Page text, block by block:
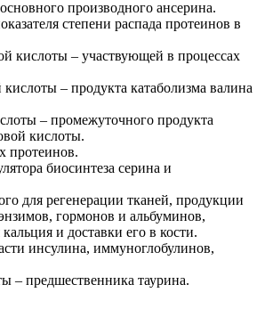
производного ансерина.
степени распада протеинов в
кислоты – участвующей в процессах
– продукта катаболизма валина
– промежуточного продукта
кислоты.
протеинов.
биосинтеза серина и
для регенерации тканей, продукции
гормонов и альбуминов,
и доставки его в кости.
инсулина, иммуноглобулинов,
– предшественника таурина.